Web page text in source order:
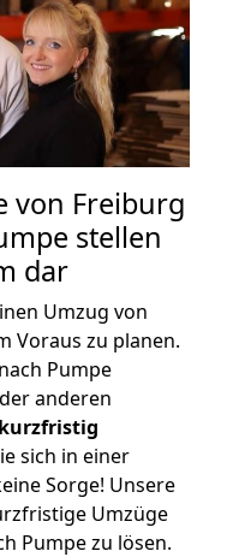
von Freiburg
stellen
dar
Umzug von
Voraus zu planen.
Pumpe
anderen
sich in einer
Sorge! Unsere
Umzüge
Pumpe zu lösen.